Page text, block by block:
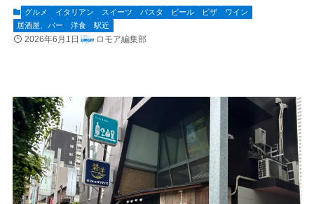
グルメ イタリアン スイーツ パスタ ビール ピザ
ワイン
居酒屋、バー
洋食 駅近
2026年6月1日 ロモア編集部